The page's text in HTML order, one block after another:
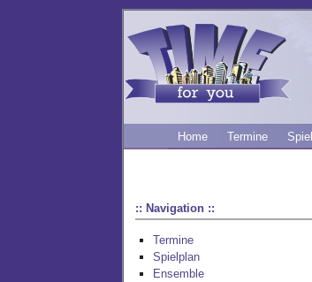
Home Termine
:: Navigation ::
Termine
Spielplan
Ensemble